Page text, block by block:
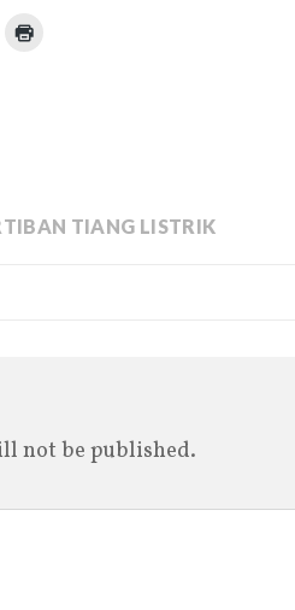
TIANG LISTRIK
not be published.